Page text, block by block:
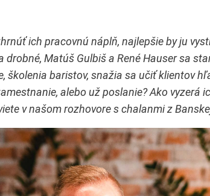
ich pracovnú náplň, najlepšie by ju
drobné, Matúš Gulbiš a René Hauser sa
školenia baristov, snažia sa učiť klientov
alebo už poslanie? Ako vyzerá
v našom rozhovore s chalanmi z